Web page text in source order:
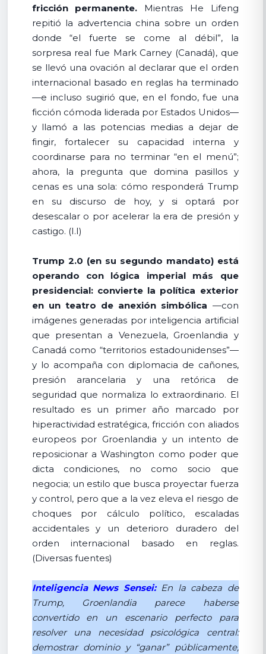
fricción permanente. Mientras He Lifeng
repitió la advertencia china sobre un orden
donde “el fuerte se come al débil”, la
sorpresa real fue Mark Carney (Canadá), que
se llevó una ovación al declarar que el orden
internacional basado en reglas ha terminado
—e incluso sugirió que, en el fondo, fue una
ficción cómoda liderada por Estados Unidos—
y llamó a las potencias medias a dejar de
fingir, fortalecer su capacidad interna y
coordinarse para no terminar “en el menú”;
ahora, la pregunta que domina pasillos y
cenas es una sola: cómo responderá Trump
en su discurso de hoy, y si optará por
desescalar o por acelerar la era de presión y
castigo. (I.I)
Trump 2.0 (en su segundo mandato) está
operando con lógica imperial más que
presidencial: convierte la política exterior
en un teatro de anexión simbólica —con
imágenes generadas por inteligencia artificial
que presentan a Venezuela, Groenlandia y
Canadá como “territorios estadounidenses”—
y lo acompaña con diplomacia de cañones,
presión arancelaria y una retórica de
seguridad que normaliza lo extraordinario. El
resultado es un primer año marcado por
hiperactividad estratégica, fricción con aliados
europeos por Groenlandia y un intento de
reposicionar a Washington como poder que
dicta condiciones, no como socio que
negocia; un estilo que busca proyectar fuerza
y control, pero que a la vez eleva el riesgo de
choques por cálculo político, escaladas
accidentales y un deterioro duradero del
orden internacional basado en reglas.
(Diversas fuentes)
Inteligencia News Sensei:En la cabeza de
Trump, Groenlandia parece haberse
convertido en un escenario perfecto para
resolver una necesidad psicológica central:
demostrar dominio y “ganar” públicamente,